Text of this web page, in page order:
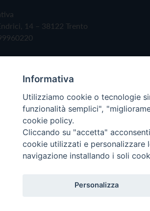
14 – 38122 Trento
- Tutti i diritti riservati - Vita
Informativa
Utilizziamo cookie o tecnologie
funzionalità semplici",
cookie policy.
Cliccando su "accetta"
cookie utilizzati e personalizzare
navigazione installando i soli
Personalizza